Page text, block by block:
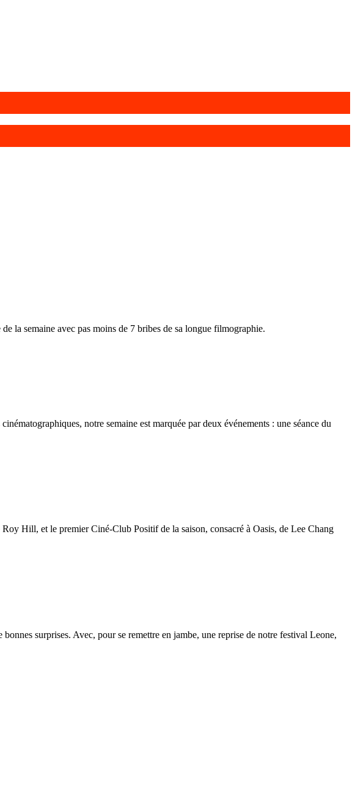
la semaine avec pas moins de 7 bribes de sa longue filmographie.
notre semaine est marquée par deux événements : une séance du
Hill, et le premier Ciné-Club Positif de la saison, consacré à Oasis, de Lee Chang
surprises. Avec, pour se remettre en jambe, une reprise de notre festival Leone,